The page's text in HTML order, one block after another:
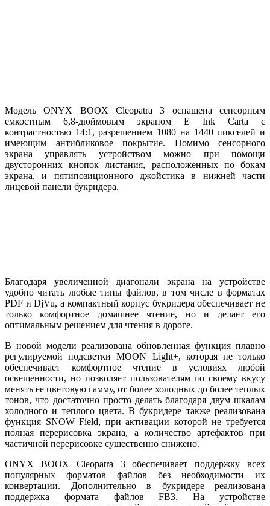
Модель ONYX BOOX Cleopatra 3 оснащена сенсорным
емкостным 6,8-дюймовым экраном E Ink Carta с
контрастностью 14:1, разрешением 1080 на 1440 пикселей и
имеющим антибликовое покрытие. Помимо сенсорного
экрана управлять устройством можно при помощи
двусторонних кнопок листания, расположенных по бокам
экрана, и пятипозиционного джойстика в нижней части
лицевой панели букридера.
Благодаря увеличенной диагонали экрана на устройстве
удобно читать любые типы файлов, в том числе в форматах
PDF и DjVu, а компактный корпус букридера обеспечивает не
только комфортное домашнее чтение, но и делает его
оптимальным решением для чтения в дороге.
В новой модели реализована обновленная функция плавно
регулируемой подсветки MOON Light+, которая не только
обеспечивает комфортное чтение в условиях любой
освещенности, но позволяет пользователям по своему вкусу
менять ее цветовую гамму, от более холодных до более теплых
тонов, что достаточно просто делать благодаря двум шкалам
холодного и теплого цвета. В букридере также реализована
функция SNOW Field, при активации которой не требуется
полная перерисовка экрана, а количество артефактов при
частичной перерисовке существенно снижено.
ONYX BOOX Cleopatra 3 обеспечивает поддержку всех
популярных форматов файлов без необходимости их
конвертации. Дополнительно в букридере реализована
поддержка формата файлов FB3. На устройстве